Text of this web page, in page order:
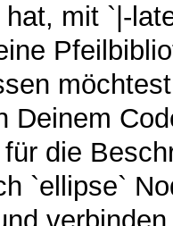
mit `|-
Deinem
die
`ellipse`